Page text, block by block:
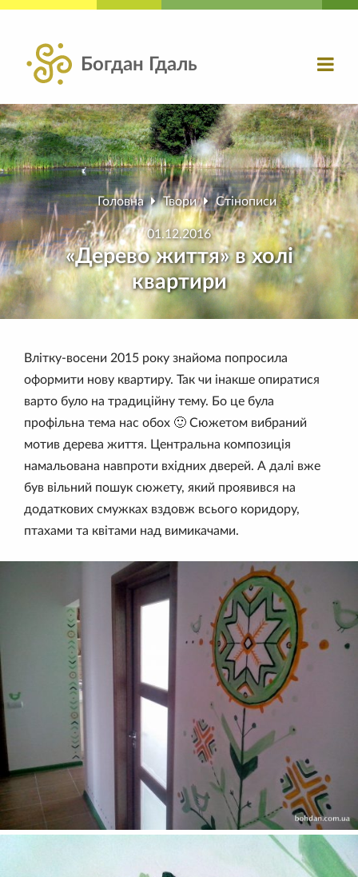
Богдан Гдаль
Головна Твори Стінописи
01.12.2016
«Дерево життя» в холі
квартири
Влітку-восени 2015 року знайома попросила
оформити нову квартиру. Так чи інакше опиратися
варто було на традиційну тему. Бо це була
профільна тема нас обох 🙂 Сюжетом вибраний
мотив дерева життя. Центральна композиція
намальована навпроти вхідних дверей. А далі вже
був вільний пошук сюжету, який проявився на
додаткових смужках вздовж всього коридору,
птахами та квітами над вимикачами.